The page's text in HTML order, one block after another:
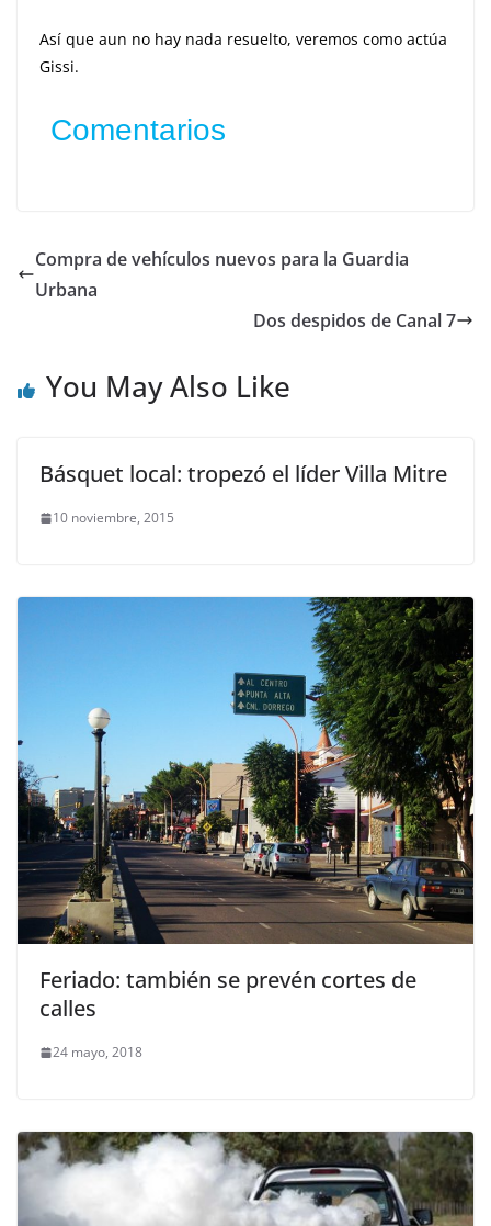
Así que aun no hay nada resuelto, veremos como actúa
Gissi.
Comentarios
Compra de vehículos nuevos para la Guardia
Urbana
Dos despidos de Canal 7
You May Also Like
Básquet local: tropezó el líder Villa Mitre
10 noviembre, 2015
Feriado: también se prevén cortes de
calles
24 mayo, 2018